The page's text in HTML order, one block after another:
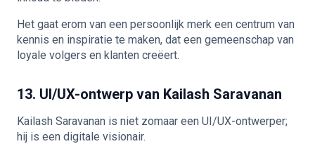
Het gaat erom van een persoonlijk merk een centrum van
kennis en inspiratie te maken, dat een gemeenschap van
loyale volgers en klanten creëert.
13. UI/UX-ontwerp van Kailash Saravanan
Kailash Saravanan is niet zomaar een UI/UX-ontwerper;
hij is een digitale visionair.